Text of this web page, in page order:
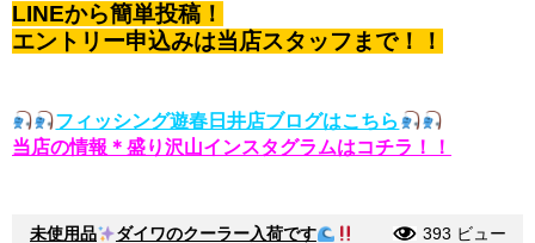
LINEから簡単投稿！
エントリー申込みは当店スタッフまで！！
フィッシング遊春日井店ブログはこちら
当店の情報＊盛り沢山インスタグラムはコチラ！！
未使用品 ダイワのクーラー入荷です 393 ビュー